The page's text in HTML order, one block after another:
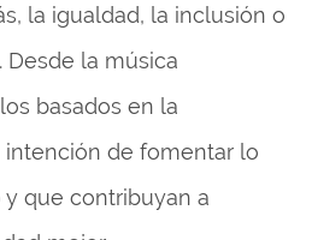
la igualdad, la inclusión o
Desde la música
basados en la
de fomentar lo
que contribuyan a